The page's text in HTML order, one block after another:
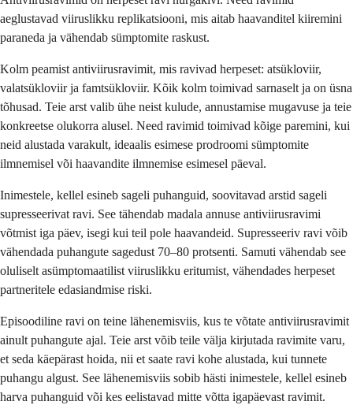
aeglustavad viiruslikku replikatsiooni, mis aitab haavanditel kiiremini
paraneda ja vähendab sümptomite raskust.
Kolm peamist antiviirusravimit, mis ravivad herpeset: atsükloviir,
valatsükloviir ja famtsükloviir. Kõik kolm toimivad sarnaselt ja on üsna
tõhusad. Teie arst valib ühe neist kulude, annustamise mugavuse ja teie
konkreetse olukorra alusel. Need ravimid toimivad kõige paremini, kui
neid alustada varakult, ideaalis esimese prodroomi sümptomite
ilmnemisel või haavandite ilmnemise esimesel päeval.
Inimestele, kellel esineb sageli puhanguid, soovitavad arstid sageli
supresseerivat ravi. See tähendab madala annuse antiviirusravimi
võtmist iga päev, isegi kui teil pole haavandeid. Supresseeriv ravi võib
vähendada puhangute sagedust 70–80 protsenti. Samuti vähendab see
oluliselt asümptomaatilist viiruslikku eritumist, vähendades herpeset
partneritele edasiandmise riski.
Episoodiline ravi on teine lähenemisviis, kus te võtate antiviirusravimit
ainult puhangute ajal. Teie arst võib teile välja kirjutada ravimite varu,
et seda käepärast hoida, nii et saate ravi kohe alustada, kui tunnete
puhangu algust. See lähenemisviis sobib hästi inimestele, kellel esineb
harva puhanguid või kes eelistavad mitte võtta igapäevast ravimit.